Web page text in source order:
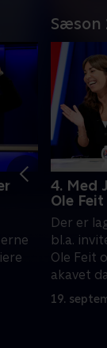
Sæson
4. Med
Ole Feit
Der er
bl.a.
Ole Feit
akavet
19.